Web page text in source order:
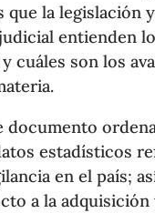
que la legislación
entienden
cuáles son los
documento
estadísticos
en el país;
a la